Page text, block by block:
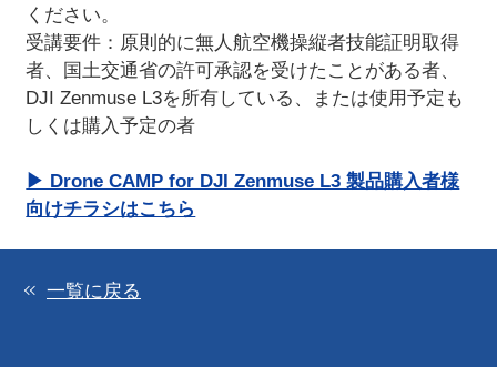
ください。
受講要件：原則的に無人航空機操縦者技能証明取得
者、国土交通省の許可承認を受けたことがある者、
DJI Zenmuse L3を所有している、または使用予定も
しくは購入予定の者
▶ Drone CAMP for DJI Zenmuse L3 製品購入者様
向けチラシはこちら
一覧に戻る